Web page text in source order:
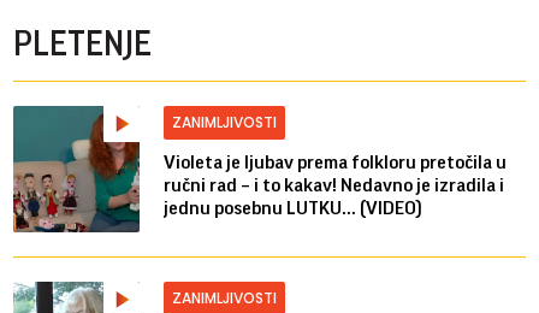
PLETENJE
ZANIMLJIVOSTI
Violeta je ljubav prema folkloru pretočila u
ručni rad – i to kakav! Nedavno je izradila i
jednu posebnu LUTKU... (VIDEO)
ZANIMLJIVOSTI